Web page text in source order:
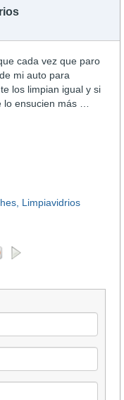
cada vez que paro
mi auto para
los limpian igual y si
ensucien más …
Limpiavidrios